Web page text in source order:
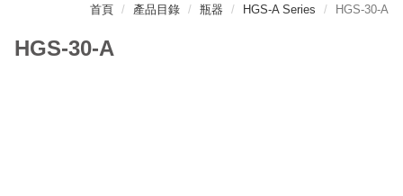
首頁 產品目錄 瓶器 HGS-A Series HGS-30-A
HGS-30-A